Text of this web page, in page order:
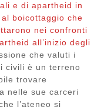
e di apartheid in
boicottaggio che
nei confronti
all’inizio degli
che valuti i
civili è un terreno
trovare
nelle sue carceri
l’ateneo si